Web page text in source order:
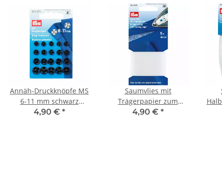
Annäh-Druckknöpfe MS
6-11 mm schwarz
341271
4,90 € *
Saumvlies mit
Trägerpapier zum
Einbügeln 20 mm weiß
4,90 € *